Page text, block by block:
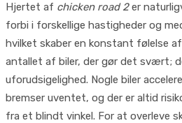
Hjertet af chicken road 2er
forbi i forskellige hastigheder og
hvilket skaber en konstant følelse
antallet af biler, der gør det svært;
uforudsigelighed. Nogle biler
bremser uventet, og der er altid
fra et blindt vinkel. For at overleve